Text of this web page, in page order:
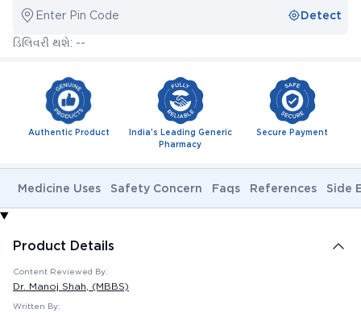
Enter Pin Code Detect
ડિલિવરી થશે: --
Authentic Product
India's Leading Generic
Pharmacy
Secure Payment
Medicine Uses Safety Concern Faqs References Side
Product Details
Content Reviewed By:
Dr. Manoj Shah , (MBBS)
Written By: